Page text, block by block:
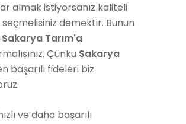
almak istiyorsanız kaliteli
demektir. Bunun
Sakarya Tarım'a
Çünkü Sakarya
başarılı fideleri biz
ve daha başarılı